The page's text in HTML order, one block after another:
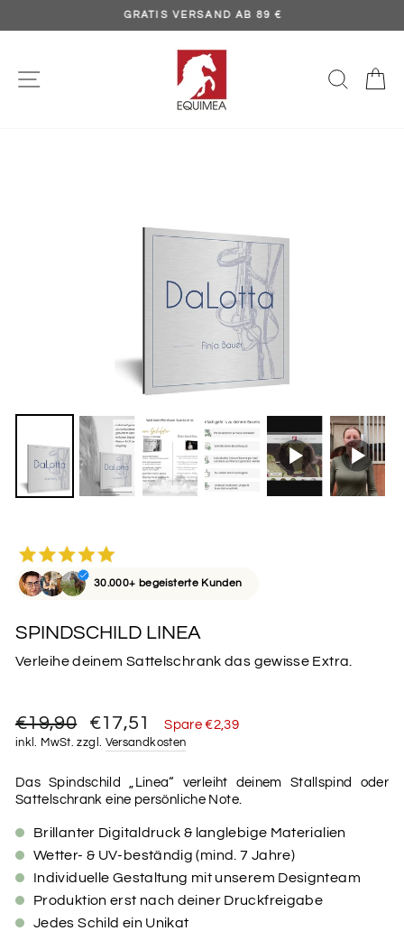
Pause
Diashow
GRATIS VERSAND AB 89 €
SEITENNAVIGATION
30.000+ begeisterte Kunden
SPINDSCHILD LINEA
Verleihe deinem Sattelschrank das gewisse Extra.
Normaler
Preis
€19,90 Sonderpreis
€17,51 Spare €2,39
inkl. MwSt. zzgl. Versandkosten
Das Spindschild „Linea“ verleiht deinem Stallspind oder
Sattelschrank eine persönliche Note.
Brillanter Digitaldruck & langlebige Materialien
Wetter- & UV-beständig (mind. 7 Jahre)
Individuelle Gestaltung mit unserem Designteam
Produktion erst nach deiner Druckfreigabe
Jedes Schild ein Unikat